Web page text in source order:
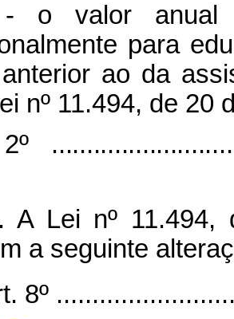
o valor anual
para
ao da
nº 11.494, de 20
A Lei nº
a seguinte
8º